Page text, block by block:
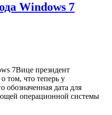
Windows 7
Вице президент
том, что теперь у
обозначенная дата для
операционной системы